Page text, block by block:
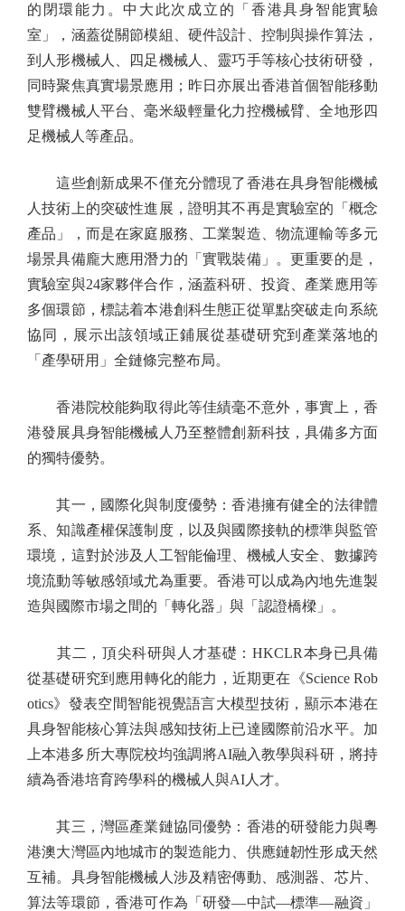
的閉環能力。中大此次成立的「香港具身智能實驗
室」，涵蓋從關節模組、硬件設計、控制與操作算法，
到人形機械人、四足機械人、靈巧手等核心技術研發，
同時聚焦真實場景應用；昨日亦展出香港首個智能移動
雙臂機械人平台、毫米級輕量化力控機械臂、全地形四
足機械人等產品。
這些創新成果不僅充分體現了香港在具身智能機械
人技術上的突破性進展，證明其不再是實驗室的「概念
產品」，而是在家庭服務、工業製造、物流運輸等多元
場景具備龐大應用潛力的「實戰裝備」。更重要的是，
實驗室與24家夥伴合作，涵蓋科研、投資、產業應用等
多個環節，標誌着本港創科生態正從單點突破走向系統
協同，展示出該領域正鋪展從基礎研究到產業落地的
「產學研用」全鏈條完整布局。
香港院校能夠取得此等佳績毫不意外，事實上，香
港發展具身智能機械人乃至整體創新科技，具備多方面
的獨特優勢。
其一，國際化與制度優勢：香港擁有健全的法律體
系、知識產權保護制度，以及與國際接軌的標準與監管
環境，這對於涉及人工智能倫理、機械人安全、數據跨
境流動等敏感領域尤為重要。香港可以成為內地先進製
造與國際市場之間的「轉化器」與「認證橋樑」。
其二，頂尖科研與人才基礎：HKCLR本身已具備
從基礎研究到應用轉化的能力，近期更在《Science Rob
otics》發表空間智能視覺語言大模型技術，顯示本港在
具身智能核心算法與感知技術上已達國際前沿水平。加
上本港多所大專院校均強調將AI融入教學與科研，將持
續為香港培育跨學科的機械人與AI人才。
其三，灣區產業鏈協同優勢：香港的研發能力與粵
港澳大灣區內地城市的製造能力、供應鏈韌性形成天然
互補。具身智能機械人涉及精密傳動、感測器、芯片、
算法等環節，香港可作為「研發—中試—標準—融資」